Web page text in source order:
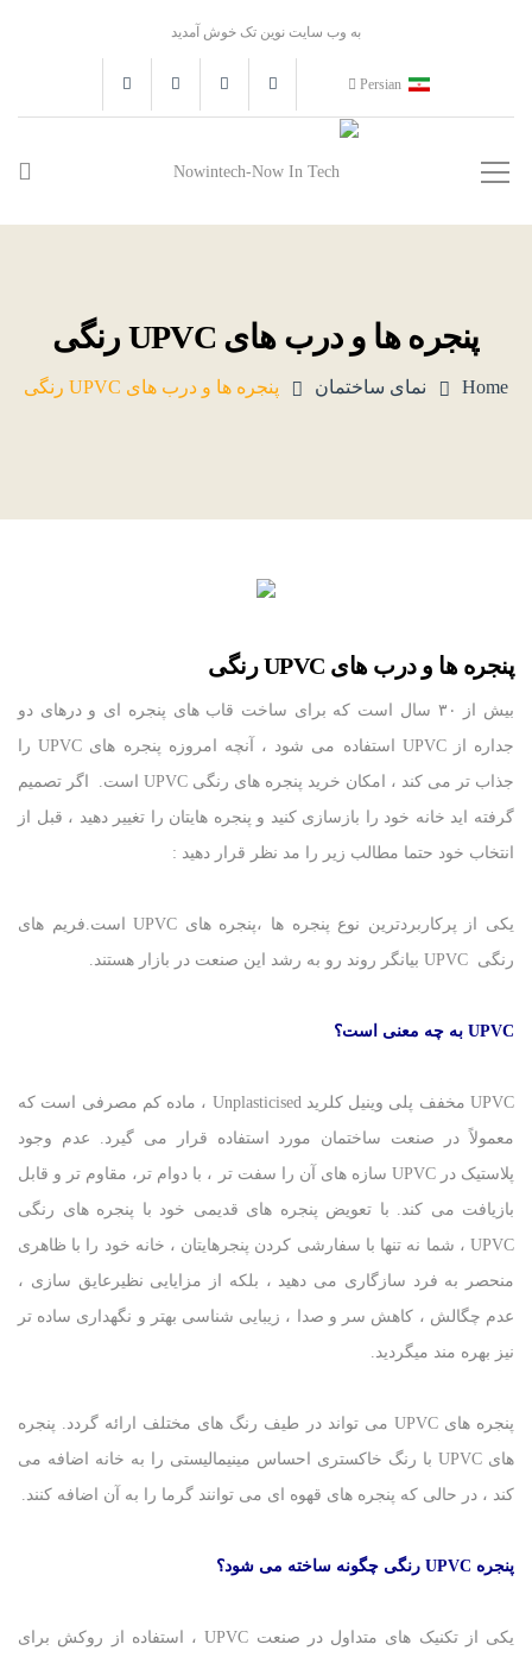
به وب سایت نوین تک خوش آمدید
پنجره ها و درب های UPVC رنگی
Home نمای ساختمان پنجره ها و درب های UPVC رنگی
پنجره ها و درب های UPVC رنگی
بیش از ۳۰ سال است که برای ساخت قاب های پنجره ای و درهای دو
جداره از UPVC استفاده می شود ، آنچه امروزه پنجره های UPVC را
جذاب تر می کند ، امکان خرید پنجره های رنگی UPVC است. اگر تصمیم
گرفته اید خانه خود را بازسازی کنید و پنجره هایتان را تغییر دهید ، قبل از
انتخاب خود حتما مطالب زیر را مد نظر قرار دهید :
یکی از پرکاربردترین نوع پنجره ها ،پنجره های UPVC است.فریم های
رنگی UPVC بیانگر روند رو به رشد این صنعت در بازار هستند.
UPVC به چه معنی است؟
UPVC مخفف پلی وینیل کلرید Unplasticised ، ماده کم مصرفی است که
معمولاً در صنعت ساختمان مورد استفاده قرار می گیرد. عدم وجود
پلاستیک در UPVC سازه های آن را سفت تر ، با دوام تر، مقاوم تر و قابل
بازیافت می کند. با تعویض پنجره های قدیمی خود با پنجره های رنگی
UPVC ، شما نه تنها با سفارشی کردن پنجرهایتان ، خانه خود را با ظاهری
منحصر به فرد سازگاری می دهید ، بلکه از مزایایی نظیرعایق سازی ،
عدم چگالش ، کاهش سر و صدا ، زیبایی شناسی بهتر و نگهداری ساده تر
نیز بهره مند میگردید.
پنجره های UPVC می تواند در طیف رنگ های مختلف ارائه گردد. پنجره
های UPVC با رنگ خاکستری احساس مینیمالیستی را به خانه اضافه می
کند ، در حالی که پنجره های قهوه ای می توانند گرما را به آن اضافه کنند.
پنجره UPVC رنگی چگونه ساخته می شود؟
یکی از تکنیک های متداول در صنعت UPVC ، استفاده از روکش برای